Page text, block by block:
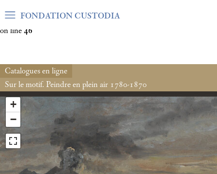
Warning: Undefined array key "var_mode" in
on line 46
FONDATION CUSTODIA
Catalogues en ligne
Sur le motif. Peindre en plein air 1780-1870
+
−